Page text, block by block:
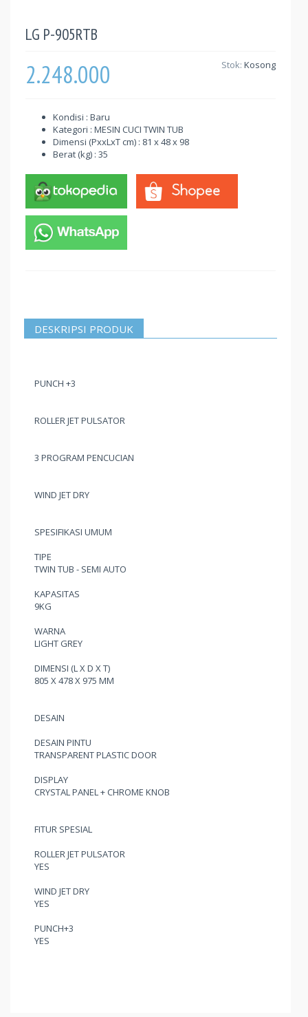
LG P-905RTB
2.248.000 Stok: Kosong
Kondisi : Baru
Kategori : MESIN CUCI TWIN TUB
Dimensi (PxxLxT cm) : 81 x 48 x 98
Berat (kg) : 35
DESKRIPSI PRODUK
PUNCH +3
ROLLER JET PULSATOR
3 PROGRAM PENCUCIAN
WIND JET DRY
SPESIFIKASI UMUM
TIPE
TWIN TUB - SEMI AUTO
KAPASITAS
9KG
WARNA
LIGHT GREY
DIMENSI (L X D X T)
805 X 478 X 975 MM
DESAIN
DESAIN PINTU
TRANSPARENT PLASTIC DOOR
DISPLAY
CRYSTAL PANEL + CHROME KNOB
FITUR SPESIAL
ROLLER JET PULSATOR
YES
WIND JET DRY
YES
PUNCH+3
YES